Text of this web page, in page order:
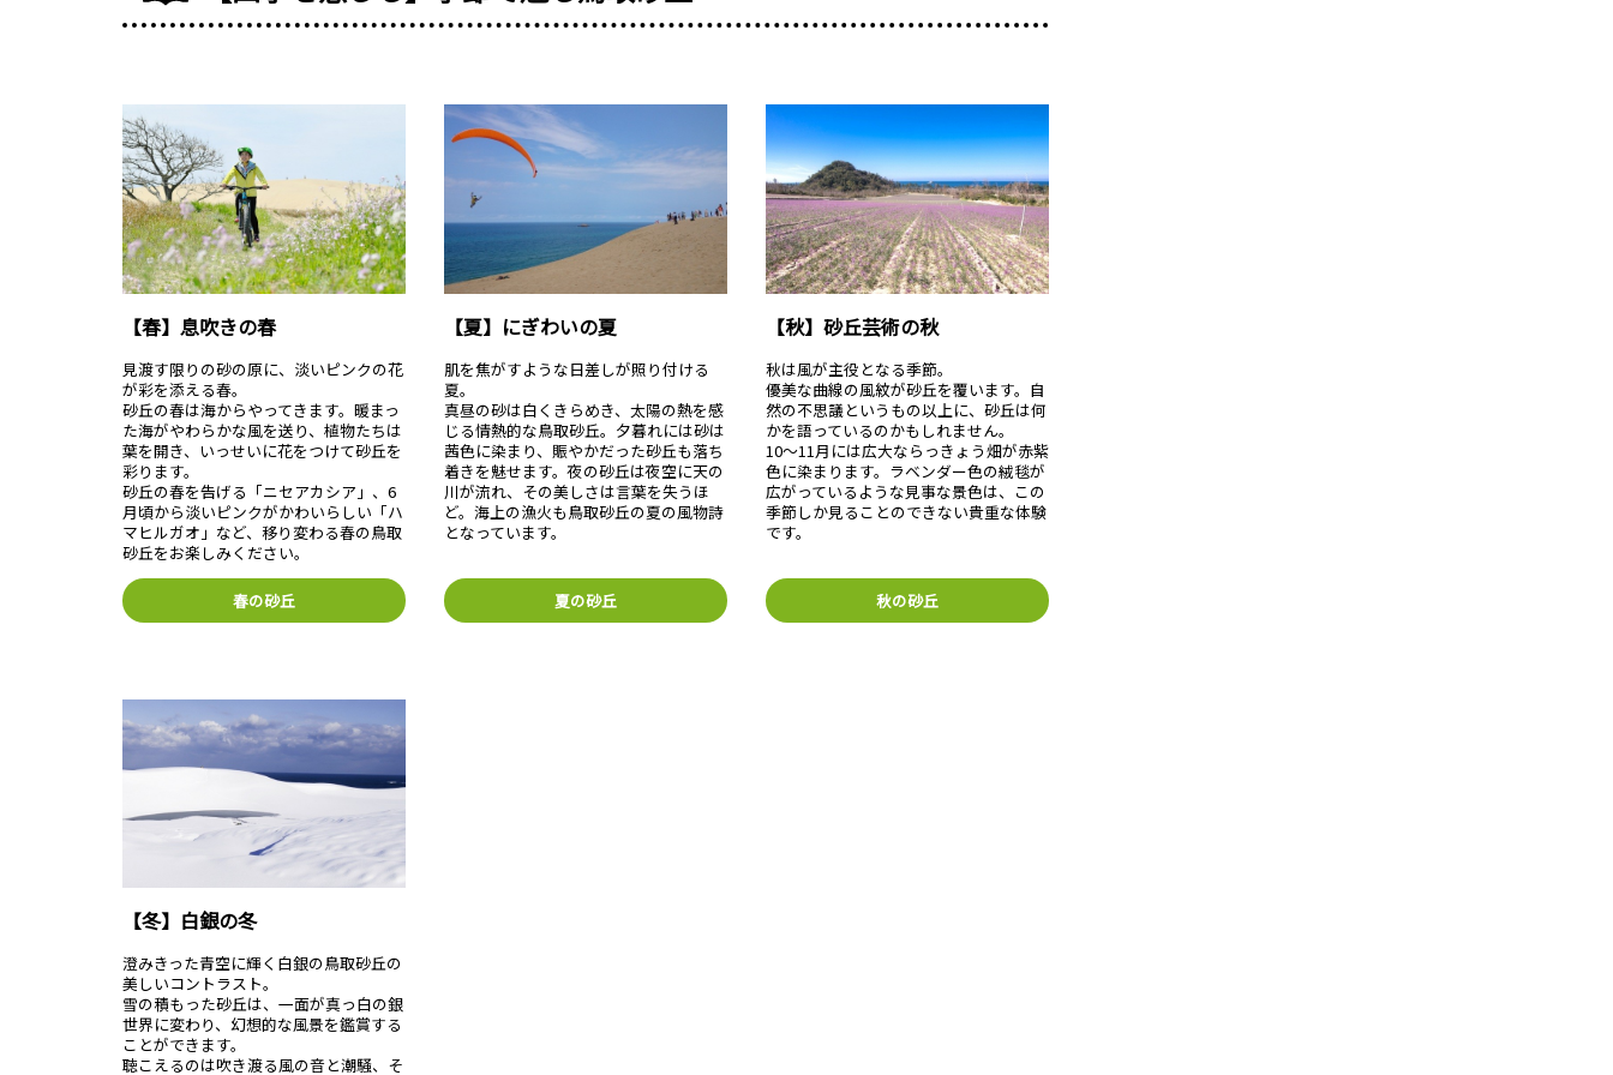
【春】息吹きの春
見渡す限りの砂の原に、淡いピンクの花
が彩を添える春。
砂丘の春は海からやってきます。暖まっ
た海がやわらかな風を送り、植物たちは
葉を開き、いっせいに花をつけて砂丘を
彩ります。
砂丘の春を告げる「ニセアカシア」、6
月頃から淡いピンクがかわいらしい「ハ
マヒルガオ」など、移り変わる春の鳥取
砂丘をお楽しみください。
春の砂丘
【夏】にぎわいの夏
肌を焦がすような日差しが照り付ける
夏。
真昼の砂は白くきらめき、太陽の熱を感
じる情熱的な鳥取砂丘。夕暮れには砂は
茜色に染まり、賑やかだった砂丘も落ち
着きを魅せます。夜の砂丘は夜空に天の
川が流れ、その美しさは言葉を失うほ
ど。海上の漁火も鳥取砂丘の夏の風物詩
となっています。
夏の砂丘
【秋】砂丘芸術の秋
秋は風が主役となる季節。
優美な曲線の風紋が砂丘を覆います。自
然の不思議というもの以上に、砂丘は何
かを語っているのかもしれません。
10～11月には広大ならっきょう畑が赤紫
色に染まります。ラベンダー色の絨毯が
広がっているような見事な景色は、この
季節しか見ることのできない貴重な体験
です。
秋の砂丘
【冬】白銀の冬
澄みきった青空に輝く白銀の鳥取砂丘の
美しいコントラスト。
雪の積もった砂丘は、一面が真っ白の銀
世界に変わり、幻想的な風景を鑑賞する
ことができます。
聴こえるのは吹き渡る風の音と潮騒、そ